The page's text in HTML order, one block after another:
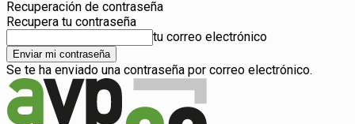
Recuperación de contraseña
Recupera tu contraseña
tu correo electrónico
Se te ha enviado una contraseña por correo electrónico.